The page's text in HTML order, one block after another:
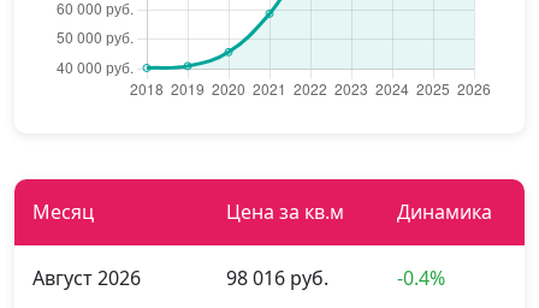
Месяц Цена за кв.м Динамика
Август 2026 98 016 руб. -0.4%